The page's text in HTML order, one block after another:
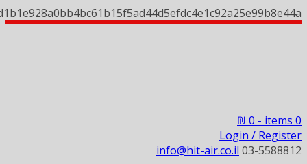
0 items -
₪ 0
Login / Register
03-5588812
info@hit-air.co.il